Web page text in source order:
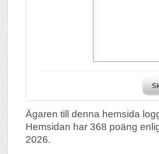
Ägaren till denna hemsida
Hemsidan har 368 poäng
2026.